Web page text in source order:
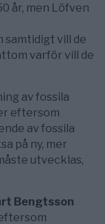
år, men Löfven
samtidigt vill de
varför vill de
av fossila
eftersom
av fossila
på ny, mer
utvecklas,
Bengtsson